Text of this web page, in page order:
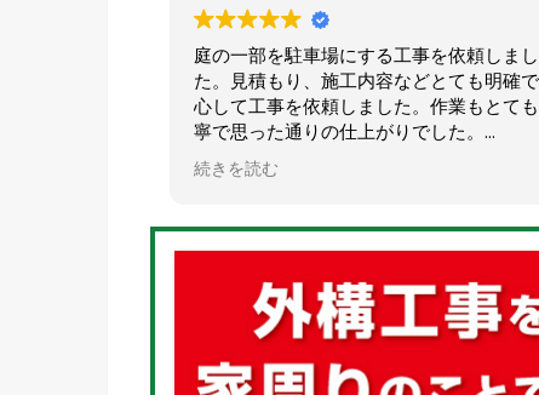
庭の一部を駐車場にする工事を依頼しまし
た。見積もり、施工内容などとても明確で安
心して工事を依頼しました。作業もとても丁
寧で思った通りの仕上がりでした。
おすすめの業者様です。
続きを読む